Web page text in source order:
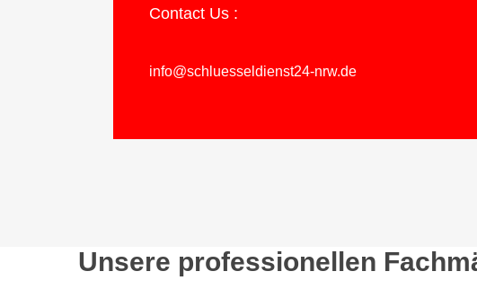
Contact Us :
info@schluesseldienst24-nrw.de
Unsere professionellen